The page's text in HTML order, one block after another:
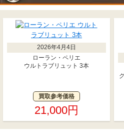
2026年4月4日
ローラン・ペリエ
ウルトラブリュット 3本
買取参考価格
21,000円